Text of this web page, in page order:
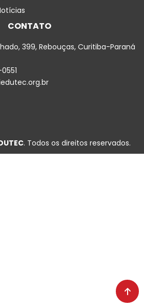
CONTATO
399, Rebouças, Curitiba-Paraná
. Todos os direitos reservados.